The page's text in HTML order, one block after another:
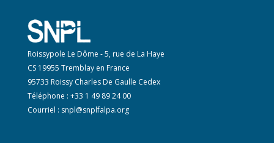
Roissypole Le Dôme - 5, rue de La Haye
CS 19955 Tremblay en France
95733 Roissy Charles De Gaulle Cedex
Téléphone : +33 1 49 89 24 00
Courriel : snpl@snplfalpa.org